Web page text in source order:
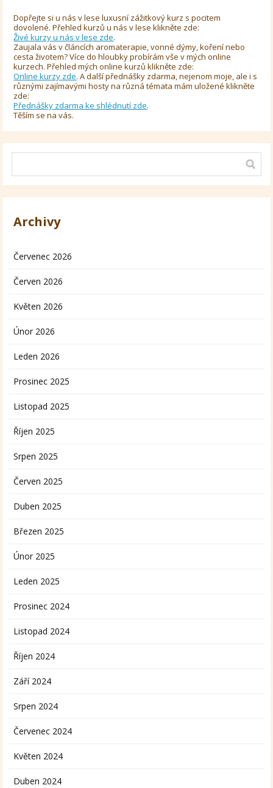
Dopřejte si u nás v lese luxusní zážitkový kurz s pocitem
dovolené. Přehled kurzů u nás v lese klikněte zde:
Živé kurzy u nás v lese zde.
Zaujala vás v článcích aromaterapie, vonné dýmy, koření nebo
cesta životem? Více do hloubky probírám vše v mých online
kurzech. Přehled mých online kurzů klikněte zde:
Online kurzy zde. A další přednášky zdarma, nejenom moje, ale i s
různými zajímavými hosty na různá témata mám uložené klikněte
zde:
Přednášky zdarma ke shlédnutí zde.
Těším se na vás.
Archivy
Červenec 2026
Červen 2026
Květen 2026
Únor 2026
Leden 2026
Prosinec 2025
Listopad 2025
Říjen 2025
Srpen 2025
Červen 2025
Duben 2025
Březen 2025
Únor 2025
Leden 2025
Prosinec 2024
Listopad 2024
Říjen 2024
Září 2024
Srpen 2024
Červenec 2024
Květen 2024
Duben 2024